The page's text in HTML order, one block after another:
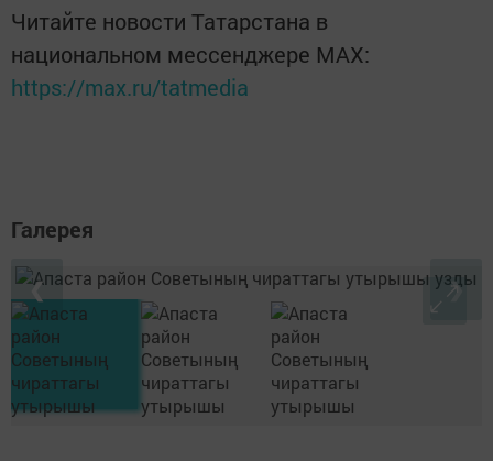
Читайте новости Татарстана в
национальном мессенджере MАХ:
https://max.ru/tatmedia
Галерея
❮ ❯